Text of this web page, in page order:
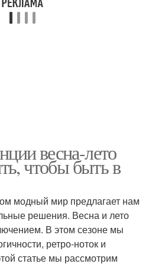
весна-лето
чтобы быть в
модный мир предлагает нам
решения. Весна и лето
В этом сезоне мы
ретро-ноток и
статье мы рассмотрим